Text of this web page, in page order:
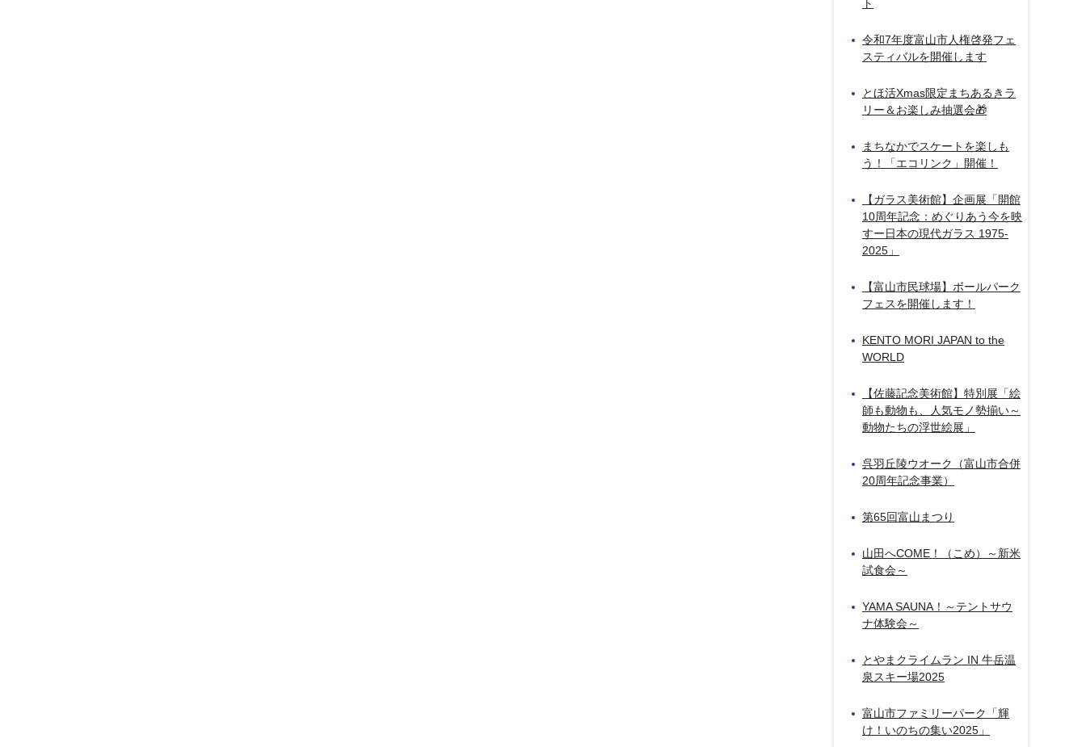
ト
令和7年度富山市人権啓発フェ
スティバルを開催します
とほ活Xmas限定まちあるきラ
リー＆お楽しみ抽選会🎁
まちなかでスケートを楽しも
う！「エコリンク」開催！
【ガラス美術館】企画展「開館
10周年記念：めぐりあう今を映
すー日本の現代ガラス 1975-
2025」
【富山市民球場】ボールパーク
フェスを開催します！
KENTO MORI JAPAN to the
WORLD
【佐藤記念美術館】特別展「絵
師も動物も、人気モノ勢揃い～
動物たちの浮世絵展」
呉羽丘陵ウオーク（富山市合併
20周年記念事業）
第65回富山まつり
山田へCOME！（こめ）～新米
試食会～
YAMA SAUNA！～テントサウ
ナ体験会～
とやまクライムラン IN 牛岳温
泉スキー場2025
富山市ファミリーパーク「輝
け！いのちの集い2025」